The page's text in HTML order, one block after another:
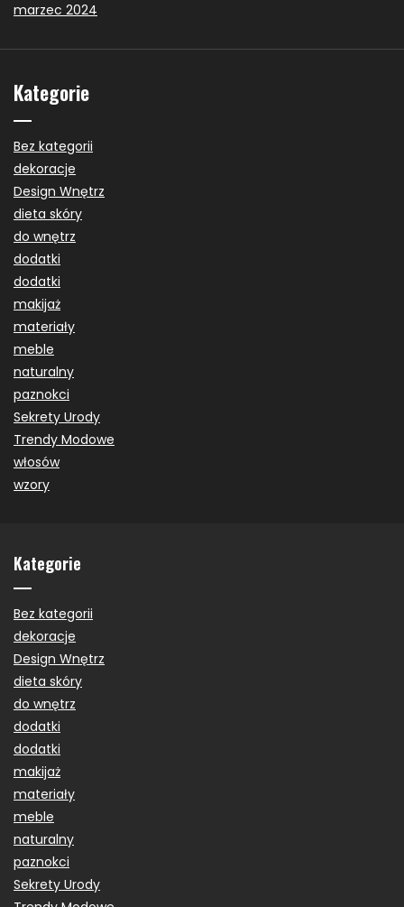
marzec 2024
Kategorie
Bez kategorii
dekoracje
Design Wnętrz
dieta skóry
do wnętrz
dodatki
dodatki
makijaż
materiały
meble
naturalny
paznokci
Sekrety Urody
Trendy Modowe
włosów
wzory
Kategorie
Bez kategorii
dekoracje
Design Wnętrz
dieta skóry
do wnętrz
dodatki
dodatki
makijaż
materiały
meble
naturalny
paznokci
Sekrety Urody